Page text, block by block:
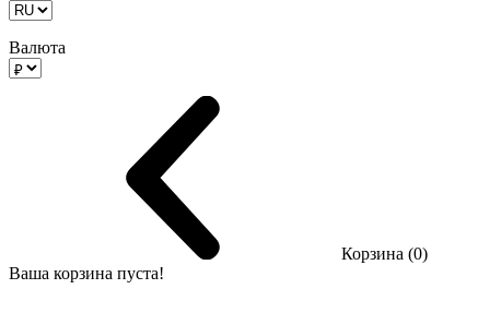
Валюта
Корзина (0)
Ваша корзина пуста!